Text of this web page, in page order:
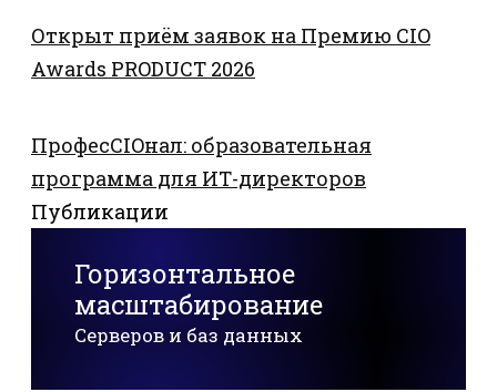
Открыт приём заявок на Премию CIO
Awards PRODUCT 2026
ПрофесCIOнал: образовательная
программа для ИТ-директоров
Публикации
Горизонтальное
масштабирование
Серверов и баз данных